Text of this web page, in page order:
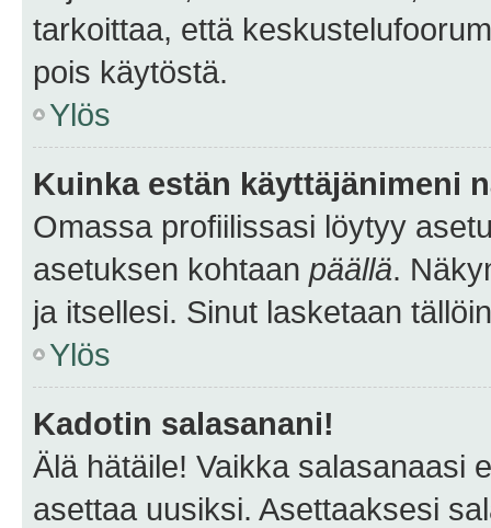
tarkoittaa, että
pois käytöstä.
Ylös
Kuinka estän käyttäjänimeni
Omassa profiilissasi löytyy
asetuksen kohtaan päällä.
ja itsellesi. Sinut lasketaan
Ylös
Kadotin salasanani!
Älä hätäile! Vaikka salasanaasi
asettaa uusiksi. Asettaaksesi